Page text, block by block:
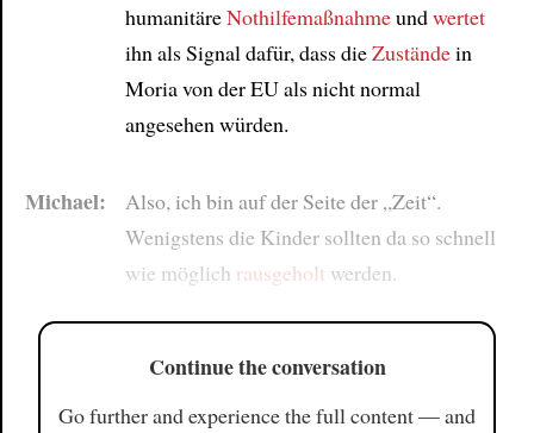
humanitäreNothilfemaßnahmeundwertet
ihn als Signal dafür, dass dieZuständein
Moria von der EU als nicht normal
angesehen würden.
Michael:
Also, ich bin auf der Seite der „Zeit“.
Wenigstens die Kinder sollten da so schnell
wie möglich rausgeholt werden.
Continue the conversation
Go further and experience the full content — and